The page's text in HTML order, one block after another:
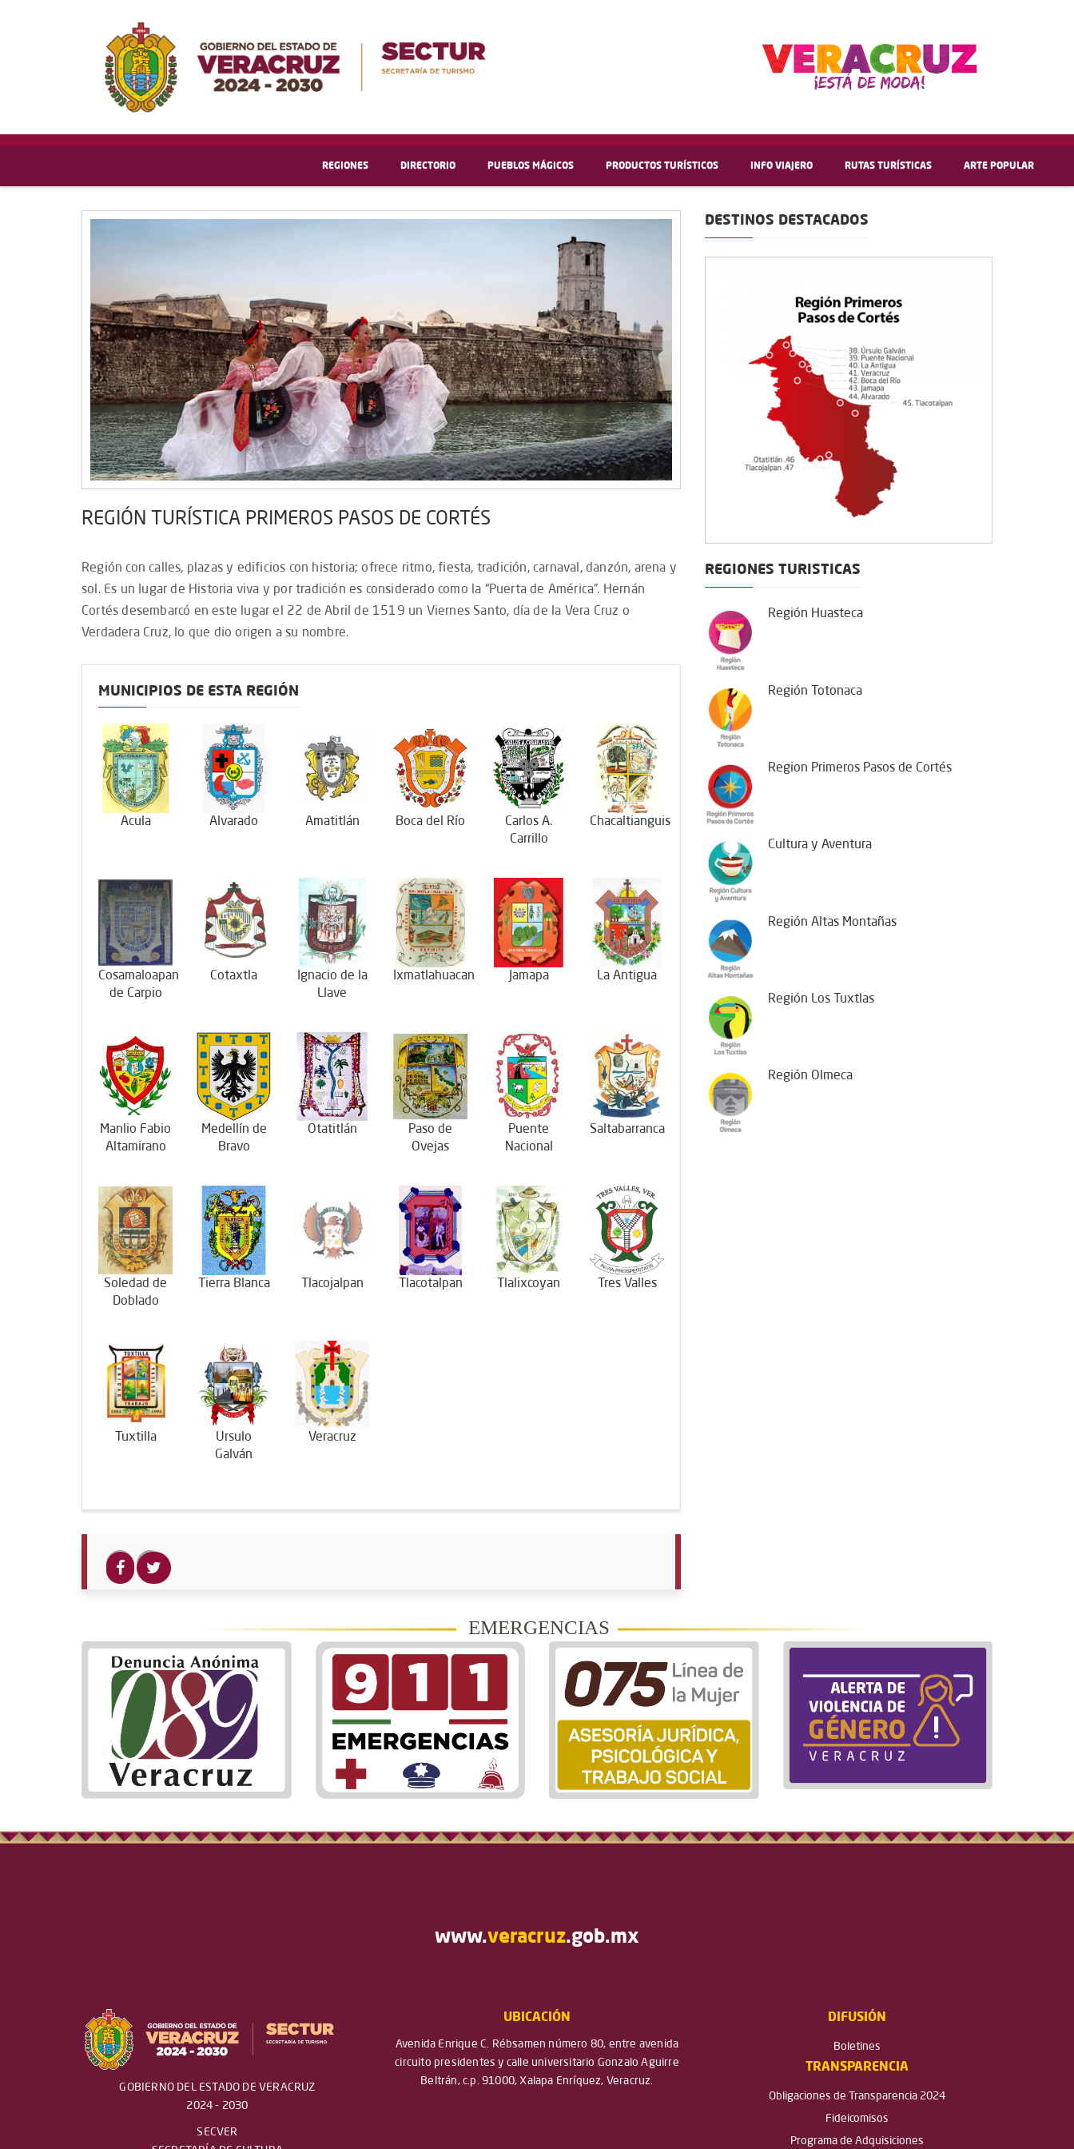
REGIONES DIRECTORIO PUEBLOS MÁGICOS PRODUCTOS TURÍSTICOS INFO VIAJERO RUTAS TURÍSTICAS ARTE POPULAR
REGIÓN TURÍSTICA PRIMEROS PASOS DE CORTÉS
Región con calles, plazas y edificios con historia; ofrece ritmo, fiesta, tradición, carnaval, danzón, arena y
sol. Es un lugar de Historia viva y por tradición es considerado como la “Puerta de América”. Hernán
Cortés desembarcó en este lugar el 22 de Abril de 1519 un Viernes Santo, día de la Vera Cruz o
Verdadera Cruz, lo que dio origen a su nombre.
MUNICIPIOS DE ESTA REGIÓN
Acula Alvarado Amatitlán Boca del Río
Carlos A.
Carrillo
Chacaltianguis
Cosamaloapan
de Carpio
Cotaxtla
Ignacio de la
Llave
Ixmatlahuacan Jamapa La Antigua
Manlio Fabio
Altamirano
Medellín de
Bravo
Otatitlán
Paso de
Ovejas
Puente
Nacional
Saltabarranca
Soledad de
Doblado
Tierra Blanca Tlacojalpan Tlacotalpan Tlalixcoyan Tres Valles
Tuxtilla
Ursulo
Galván
Veracruz
DESTINOS DESTACADOS
REGIONES TURISTICAS
Región Huasteca
Región Totonaca
Region Primeros Pasos de Cortés
Cultura y Aventura
Región Altas Montañas
Región Los Tuxtlas
Región Olmeca
EMERGENCIAS
www.veracruz.gob.mx
GOBIERNO DEL ESTADO DE VERACRUZ
2024 - 2030
SECVER
UBICACIÓN
Avenida Enrique C. Rébsamen número 80, entre avenida
circuito presidentes y calle universitario Gonzalo Aguirre
Beltrán, c.p. 91000, Xalapa Enríquez, Veracruz.
DIFUSIÓN
Boletines
TRANSPARENCIA
Obligaciones de Transparencia 2024
Fideicomisos
Programa de Adquisiciones